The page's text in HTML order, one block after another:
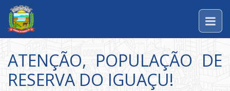
ATENÇÃO, POPULAÇÃO DE
RESERVA DO IGUAÇU!